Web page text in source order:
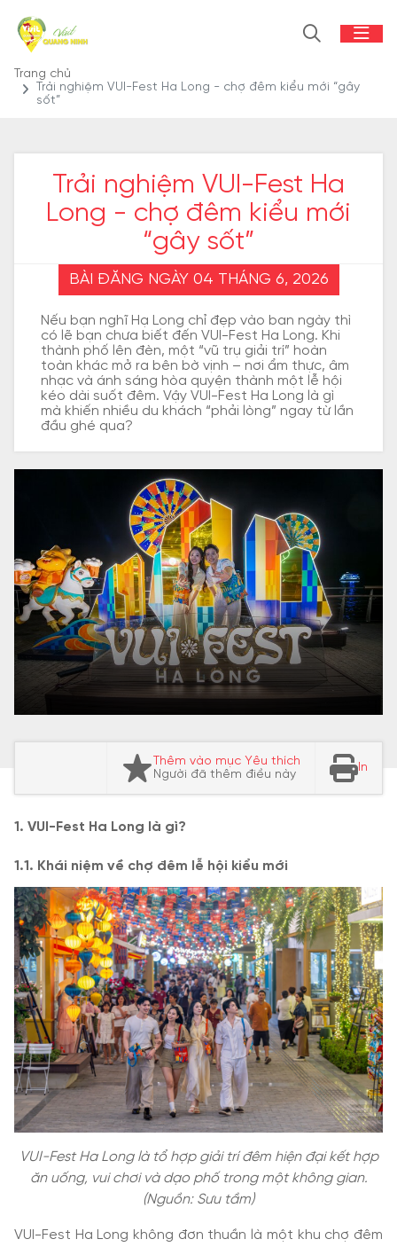
Trang chủ
Trải nghiệm VUI-Fest Ha Long - chợ đêm kiểu mới “gây
sốt”
Trải nghiệm VUI-Fest Ha
Long - chợ đêm kiểu mới
“gây sốt”
BÀI ĐĂNG NGÀY 04 THÁNG 6, 2026
Nếu bạn nghĩ Hạ Long chỉ đẹp vào ban ngày thì
có lẽ bạn chưa biết đến VUI-Fest Ha Long. Khi
thành phố lên đèn, một “vũ trụ giải trí” hoàn
toàn khác mở ra bên bờ vịnh – nơi ẩm thực, âm
nhạc và ánh sáng hòa quyện thành một lễ hội
kéo dài suốt đêm. Vậy VUI-Fest Ha Long là gì
mà khiến nhiều du khách “phải lòng” ngay từ lần
đầu ghé qua?
Thêm vào mục Yêu thích
Người đã thêm điều này
In
1. VUI-Fest Ha Long là gì?
1.1. Khái niệm về chợ đêm lễ hội kiểu mới
VUI-Fest Ha Long là tổ hợp giải trí đêm hiện đại kết hợp
ăn uống, vui chơi và dạo phố trong một không gian.
(Nguồn: Sưu tầm)
VUI-Fest Ha Long không đơn thuần là một khu chợ đêm